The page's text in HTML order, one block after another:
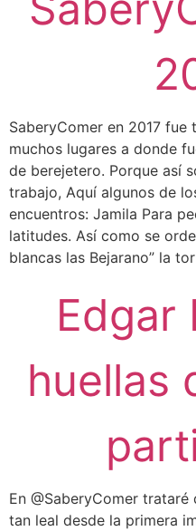
SaberyComer en 2017 fue
muchos lugares a donde
de berejetero. Porque así
trabajo, Aquí algunos de
encuentros: Jamila Para
latitudes. Así como se
blancas las Bejarano” la
Edgar
huellas
En @SaberyComer trataré
tan leal desde la primera